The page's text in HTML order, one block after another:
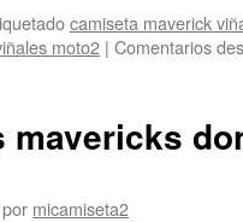
camiseta maverick
moto2 | Comentarios
mavericks
por micamiseta2